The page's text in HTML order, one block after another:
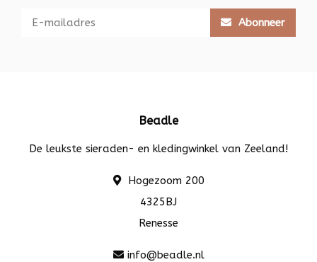
Abonneer
Beadle
De leukste sieraden- en kledingwinkel van Zeeland!
Hogezoom 200
4325BJ
Renesse
info@beadle.nl